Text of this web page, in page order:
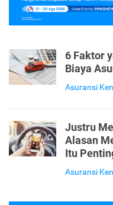
6 Faktor
Biaya
Asuransi
Justru
Alasan
Itu
Asuransi